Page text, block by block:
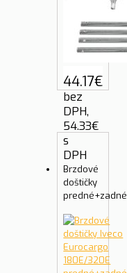
44.17€
bez
DPH,
54.33€
s
DPH
Brzdové
doštičky
predné+zadné